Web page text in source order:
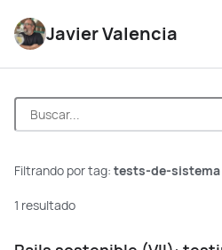
Javier Valencia
Filtrando por tag: tests-de-sistema
1 resultado